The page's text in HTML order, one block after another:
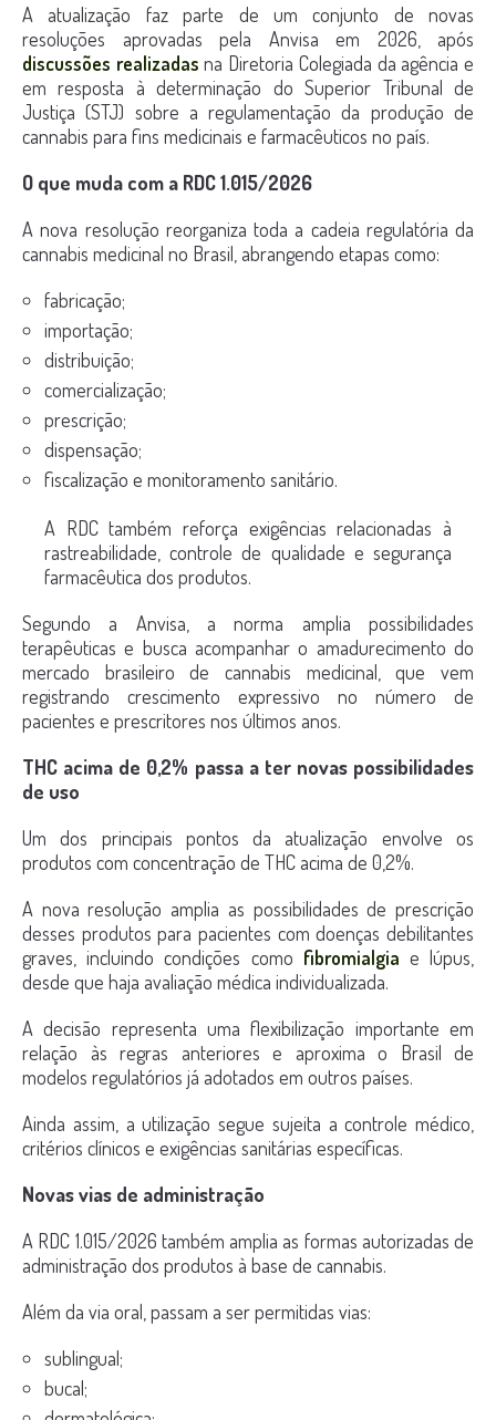
A atualização faz parte de um conjunto de novas
resoluções aprovadas pela Anvisa em 2026, após
discussões realizadas na Diretoria Colegiada da agência e
em resposta à determinação do Superior Tribunal de
Justiça (STJ) sobre a regulamentação da produção de
cannabis para fins medicinais e farmacêuticos no país.
O que muda com a RDC 1.015/2026
A nova resolução reorganiza toda a cadeia regulatória da
cannabis medicinal no Brasil, abrangendo etapas como:
fabricação;
importação;
distribuição;
comercialização;
prescrição;
dispensação;
fiscalização e monitoramento sanitário.
A RDC também reforça exigências relacionadas à
rastreabilidade, controle de qualidade e segurança
farmacêutica dos produtos.
Segundo a Anvisa, a norma amplia possibilidades
terapêuticas e busca acompanhar o amadurecimento do
mercado brasileiro de cannabis medicinal, que vem
registrando crescimento expressivo no número de
pacientes e prescritores nos últimos anos.
THC acima de 0,2% passa a ter novas possibilidades
de uso
Um dos principais pontos da atualização envolve os
produtos com concentração de THC acima de 0,2%.
A nova resolução amplia as possibilidades de prescrição
desses produtos para pacientes com doenças debilitantes
graves, incluindo condições como fibromialgia e lúpus,
desde que haja avaliação médica individualizada.
A decisão representa uma flexibilização importante em
relação às regras anteriores e aproxima o Brasil de
modelos regulatórios já adotados em outros países.
Ainda assim, a utilização segue sujeita a controle médico,
critérios clínicos e exigências sanitárias específicas.
Novas vias de administração
A RDC 1.015/2026 também amplia as formas autorizadas de
administração dos produtos à base de cannabis.
Além da via oral, passam a ser permitidas vias:
sublingual;
bucal;